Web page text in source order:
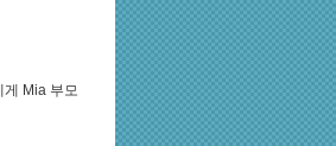
Mia 부모